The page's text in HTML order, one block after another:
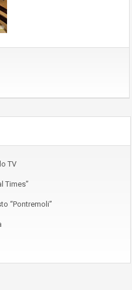
TV
Times”
“Pontremoli”